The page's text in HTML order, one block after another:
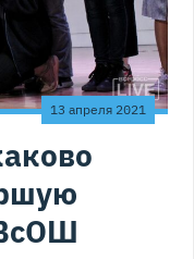
13 апреля 2021